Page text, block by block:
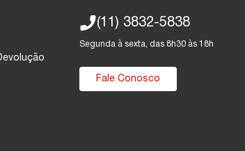
(11) 3832-5838
Segunda à sexta, das 8h30 às 18h
Fale Conosco